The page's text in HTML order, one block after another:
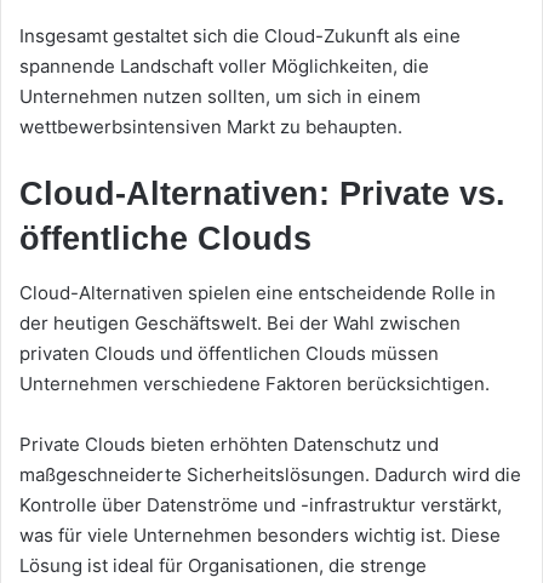
Insgesamt gestaltet sich die Cloud-Zukunft als eine
spannende Landschaft voller Möglichkeiten, die
Unternehmen nutzen sollten, um sich in einem
wettbewerbsintensiven Markt zu behaupten.
Cloud-Alternativen: Private vs.
öffentliche Clouds
Cloud-Alternativen spielen eine entscheidende Rolle in
der heutigen Geschäftswelt. Bei der Wahl zwischen
privaten Clouds und öffentlichen Clouds müssen
Unternehmen verschiedene Faktoren berücksichtigen.
Private Clouds bieten erhöhten Datenschutz und
maßgeschneiderte Sicherheitslösungen. Dadurch wird die
Kontrolle über Datenströme und -infrastruktur verstärkt,
was für viele Unternehmen besonders wichtig ist. Diese
Lösung ist ideal für Organisationen, die strenge